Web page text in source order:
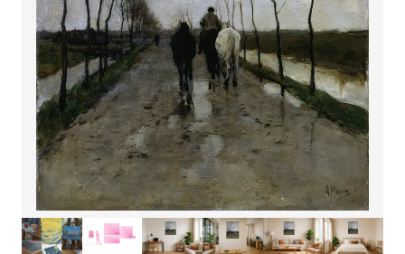
گوستاو کلیمت